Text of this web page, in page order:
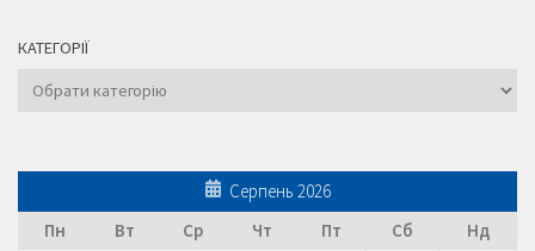
КАТЕГОРІЇ
Категорії
Серпень 2026
Пн
Вт Ср Чт Пт Сб
Нд